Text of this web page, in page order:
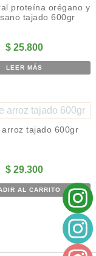
proteína orégano y
tajado 600gr
$ 25.800
LEER MÁS
arroz tajado 600gr
$ 29.300
AL CARRITO